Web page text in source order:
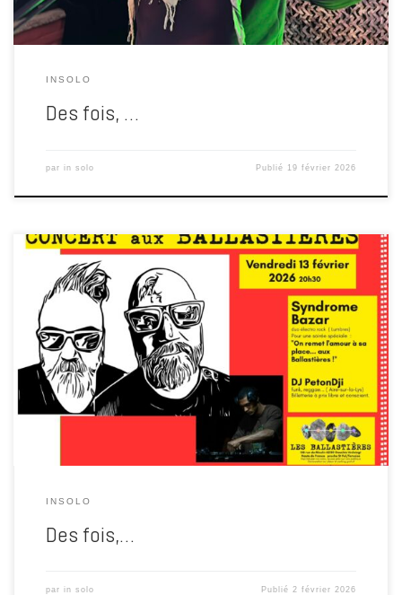
INSOLO
Des fois, …
par in solo Publié 19 février 2026
**Les Ballastières – Résidence & Concert de Syndrome Bazar
Les Ballastières
Adresse : 156 Rue du Moulin, 62130 Gauchin-
Verloingt (Saint-Pol-sur-Ternoise, Hauts-de-France, France)
Contact : +33 6 62 08 83 99
Site web : lesballastieres.org (Le
Collectif Ballast) Un lieu vivant, collaboratif et tourné vers la création
artistique […]
INSOLO
Des fois,…
par in solo Publié 2 février 2026